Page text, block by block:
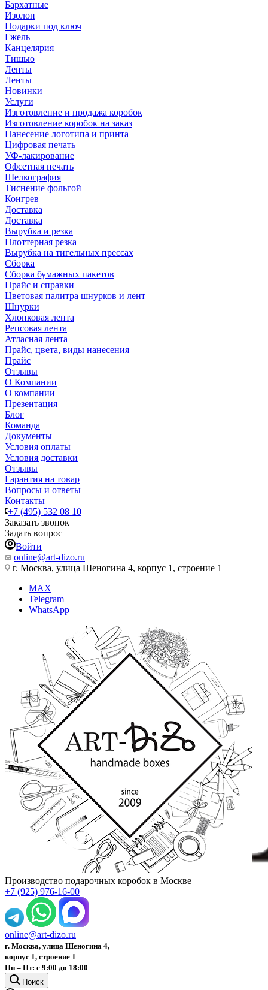
Бархатные
Изолон
Подарки под ключ
Гжель
Канцелярия
Тишью
Ленты
Ленты
Новинки
Услуги
Изготовление и продажа коробок
Изготовление коробок на заказ
Нанесение логотипа и принта
Цифровая печать
УФ-лакирование
Офсетная печать
Шелкография
Тиснение фольгой
Конгрев
Доставка
Доставка
Вырубка и резка
Плоттерная резка
Вырубка на тигельных прессах
Сборка
Сборка бумажных пакетов
Прайс и справки
Цветовая палитра шнурков и лент
Шнурки
Хлопковая лента
Репсовая лента
Атласная лента
Прайс, цвета, виды нанесения
Прайс
Отзывы
О Компании
О компании
Презентация
Блог
Команда
Документы
Условия оплаты
Условия доставки
Отзывы
Гарантия на товар
Вопросы и ответы
Контакты
+7 (495) 532 08 10
Заказать звонок
Задать вопрос
Войти
online@art-dizo.ru
г. Москва, улица Шеногина 4, корпус 1, строение 1
MAX
Telegram
WhatsApp
Производство подарочных коробок в Москве
+7 (925) 976-16-00
online@art-dizo.ru
г. Москва, улица Шеногина 4,
корпус 1, строение 1
Пн – Пт: с 9:00 до 18:00
Поиск